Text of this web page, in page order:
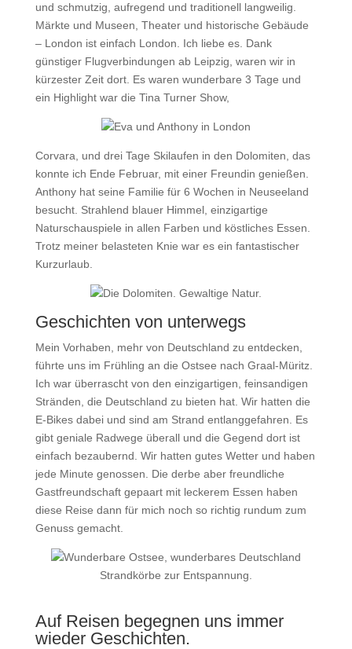
und schmutzig, aufregend und traditionell langweilig.
Märkte und Museen, Theater und historische Gebäude
– London ist einfach London. Ich liebe es. Dank
günstiger Flugverbindungen ab Leipzig, waren wir in
kürzester Zeit dort. Es waren wunderbare 3 Tage und
ein Highlight war die Tina Turner Show,
Corvara, und drei Tage Skilaufen in den Dolomiten, das
konnte ich Ende Februar, mit einer Freundin genießen.
Anthony hat seine Familie für 6 Wochen in Neuseeland
besucht. Strahlend blauer Himmel, einzigartige
Naturschauspiele in allen Farben und köstliches Essen.
Trotz meiner belasteten Knie war es ein fantastischer
Kurzurlaub.
Geschichten von unterwegs
Mein Vorhaben, mehr von Deutschland zu entdecken,
führte uns im Frühling an die Ostsee nach Graal-Müritz.
Ich war überrascht von den einzigartigen, feinsandigen
Stränden, die Deutschland zu bieten hat. Wir hatten die
E-Bikes dabei und sind am Strand entlanggefahren. Es
gibt geniale Radwege überall und die Gegend dort ist
einfach bezaubernd. Wir hatten gutes Wetter und haben
jede Minute genossen. Die derbe aber freundliche
Gastfreundschaft gepaart mit leckerem Essen haben
diese Reise dann für mich noch so richtig rundum zum
Genuss gemacht.
Strandkörbe zur Entspannung.
Auf Reisen begegnen uns immer
wieder Geschichten.